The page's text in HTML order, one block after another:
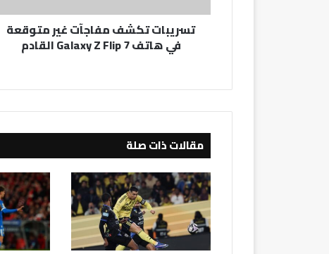
Z
تسريبات تكشف مفاجآت غير متوقعة
في هاتف Galaxy Z Flip 7 القادم
مقالات ذات صلة